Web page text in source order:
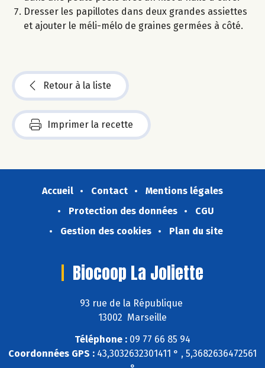
Dresser les papillotes dans deux grandes assiettes
et ajouter le méli-mélo de graines germées à côté.
Retour à la liste
Imprimer la recette
Accueil Contact
Mentions légales
Protection des données
CGU
Gestion des cookies
Plan du site
Biocoop La Joliette
93 rue de la République
13002 Marseille
Téléphone : 09 77 66 85 94
Coordonnées GPS : 43,3032632301411 ° , 5,3682636472561